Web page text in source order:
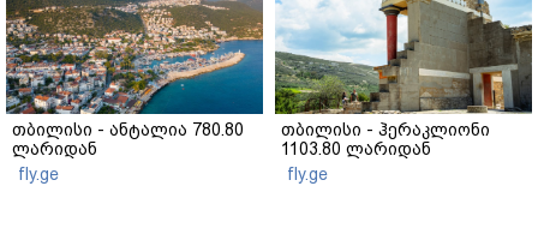
თბილისი - ანტალია 780.80
ლარიდან
fly.ge
თბილისი - ჰერაკლიონი
1103.80 ლარიდან
fly.ge